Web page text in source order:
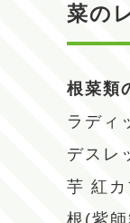
菜の
根菜類
ラディ
デスレ
芋 紅カ
根(紫